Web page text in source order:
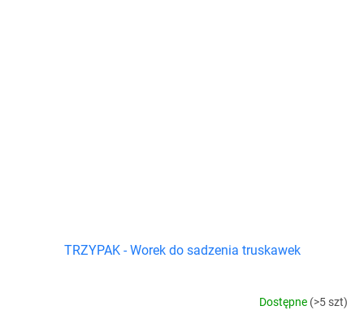
TRZYPAK - Worek do sadzenia truskawek
Dostępne (>5 szt)